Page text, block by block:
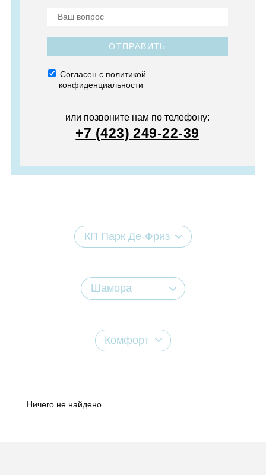
ОТПРАВИТЬ
Согласен с политикой
конфиденциальности
или позвоните нам по телефону:
+7 (423) 249-22-39
КП Парк Де-Фриз
Шамора
Комфорт
Ничего не найдено